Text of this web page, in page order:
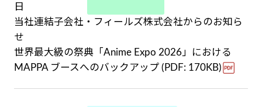
日
当社連結子会社・フィールズ株式会社からのお知ら
せ
世界最大級の祭典「Anime Expo 2026」における
MAPPA ブースへのバックアップ (PDF: 170KB)